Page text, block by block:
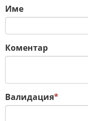
Име
Коментар
Валидация*